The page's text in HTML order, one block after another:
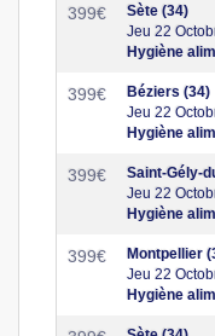
399€
Sète (34)
Jeu 22
Hygiène
399€
Béziers (34)
Jeu 22
Hygiène
399€
Saint-Gély-
Jeu 22
Hygiène
399€
Montpellier
Jeu 22
Hygiène